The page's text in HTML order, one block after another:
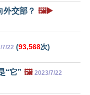
外交部？ 🖼️▶️
7/22 (93,568次)
“它” 🖼️ 2023/7/22